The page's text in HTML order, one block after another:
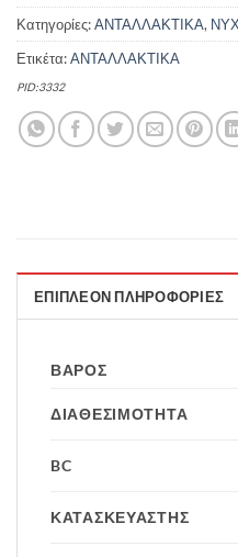
Κατηγορίες:ΑΝΤΑΛΛΑΚΤΙΚΑ,
Ετικέτα:ΑΝΤΑΛΛΑΚΤΙΚΑ
PID:3332
ΕΠΙΠΛΈΟΝ ΠΛΗΡΟΦΟΡΊΕΣ
ΒΆΡΟΣ
ΔΙΑΘΕΣΙΜΟΤΗΤΑ
BC
ΚΑΤΑΣΚΕΥΑΣΤΗΣ